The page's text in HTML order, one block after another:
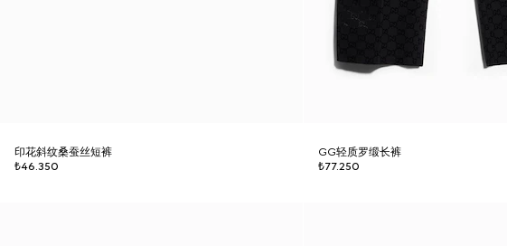
印花斜纹桑蚕丝短裤
₺46.350
GG轻质罗缎长裤
₺77.250